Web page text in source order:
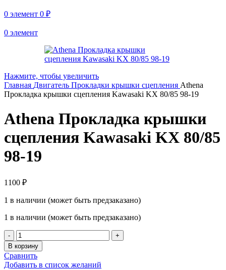
0 элемент 0 ₽
0 элемент
Нажмите, чтобы увеличить
Главная Двигатель Прокладки крышки сцепления Athena
Прокладка крышки сцепления Kawasaki KX 80/85 98-19
Athena Прокладка крышки
сцепления Kawasaki KX 80/85
98-19
1100 ₽
1 в наличии (может быть предзаказано)
1 в наличии (может быть предзаказано)
Количество
товара
Athena
Прокладка
В корзину
Сравнить
Добавить в список желаний